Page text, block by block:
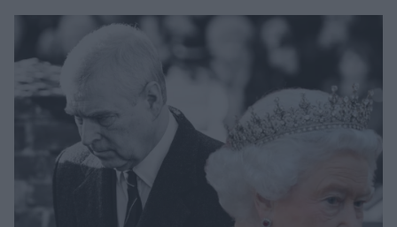
Well being
Ψυχολογία
Υγεία + Διατροφή
Σχέσεις & Σεξ
Woman Power